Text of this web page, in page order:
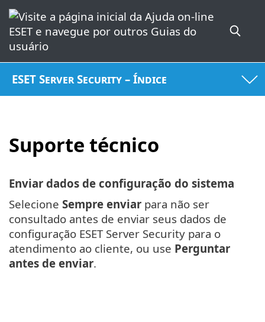
ESET Server Security – Índice
Suporte técnico
Enviar dados de configuração do sistema
Selecione Sempre enviar para não ser
consultado antes de enviar seus dados de
configuração ESET Server Security para o
atendimento ao cliente, ou use Perguntar
antes de enviar.